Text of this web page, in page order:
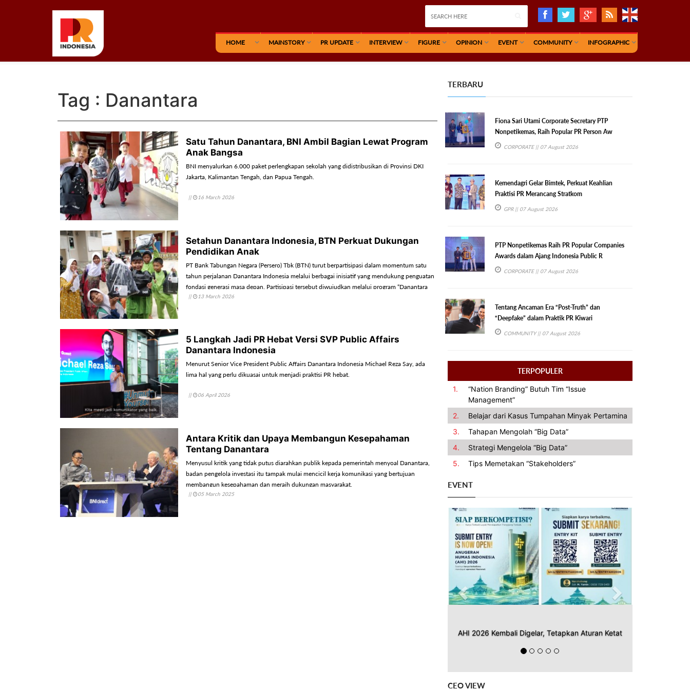
HOME MAINSTORY PR UPDATE INTERVIEW FIGURE OPINION EVENT COMMUNITY INFOGRAPHIC
Tag : Danantara
Satu Tahun Danantara, BNI Ambil Bagian Lewat Program
Anak Bangsa
BNI menyalurkan 6.000 paket perlengkapan sekolah yang didistribusikan di Provinsi DKI
Jakarta, Kalimantan Tengah, dan Papua Tengah.
|| 16 March 2026
Setahun Danantara Indonesia, BTN Perkuat Dukungan
Pendidikan Anak
PT Bank Tabungan Negara (Persero) Tbk (BTN) turut berpartisipasi dalam momentum satu
tahun perjalanan Danantara Indonesia melalui berbagai inisiatif yang mendukung penguatan
fondasi generasi masa depan. Partisipasi tersebut diwujudkan melalui program “Danantara
untuk Generasi Emas”.
|| 13 March 2026
5 Langkah Jadi PR Hebat Versi SVP Public Affairs
Danantara Indonesia
Menurut Senior Vice President Public Affairs Danantara Indonesia Michael Reza Say, ada
lima hal yang perlu dikuasai untuk menjadi praktisi PR hebat.
|| 06 April 2026
Antara Kritik dan Upaya Membangun Kesepahaman
Tentang Danantara
Menyusul kritik yang tidak putus diarahkan publik kepada pemerintah menyoal Danantara,
badan pengelola investasi itu tampak mulai mencicil kerja komunikasi yang bertujuan
membangun kesepahaman dan meraih dukungan masyarakat.
|| 05 March 2025
TERBARU
Fiona Sari Utami Corporate Secretary PTP
Nonpetikemas, Raih Popular PR Person Aw
CORPORATE|| 07 August 2026
Kemendagri Gelar Bimtek, Perkuat Keahlian
Praktisi PR Merancang Stratkom
GPR|| 07 August 2026
PTP Nonpetikemas Raih PR Popular Companies
Awards dalam Ajang Indonesia Public R
CORPORATE|| 07 August 2026
Tentang Ancaman Era “Post-Truth” dan
“Deepfake” dalam Praktik PR Kiwari
COMMUNITY|| 07 August 2026
TERPOPULER
1.
“Nation Branding” Butuh Tim “Issue
Management”
2.
Belajar dari Kasus Tumpahan Minyak Pertamina
3.
Tahapan Mengolah “Big Data”
4.
Strategi Mengelola “Big Data”
5.
Tips Memetakan “Stakeholders”
EVENT
AHI 2026 Kembali Digelar, Tetapkan Aturan Ketat
Previous Next
CEO VIEW